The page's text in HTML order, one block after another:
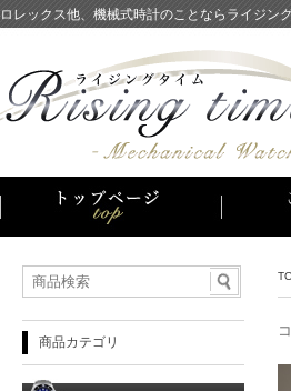
ロレックス他、機械式時計のことならライジン
商品カテゴリ